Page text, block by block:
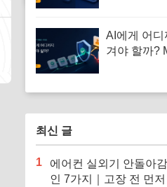
AI에게 어디
겨야 할까?
최신 글
1
에어컨 실외기 안돌아
인 7가지｜고장 전 먼